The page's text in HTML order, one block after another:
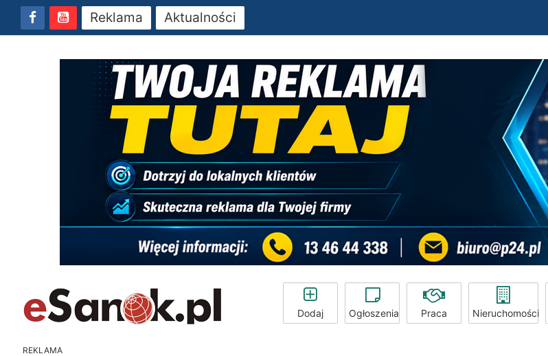
Reklama Aktualności
Dodaj Ogłoszenia Praca Nieruchomości
REKLAMA